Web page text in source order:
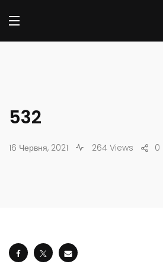
532
16 Червня, 2021 264 Views 0